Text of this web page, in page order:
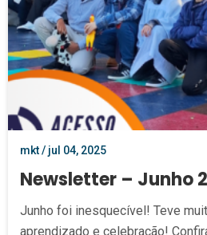
mkt / jul 04, 2025
Newsletter – Junho
Junho foi inesquecível! Teve
aprendizado e celebração!